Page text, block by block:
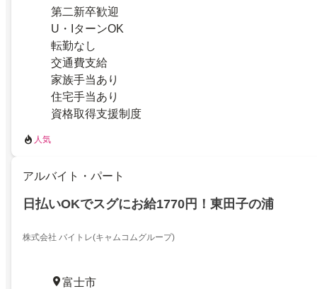
第二新卒歓迎
U・IターンOK
転勤なし
交通費支給
家族手当あり
住宅手当あり
資格取得支援制度
人気
アルバイト・パート
日払いOKでスグにお給1770円！東田子の浦
株式会社 バイトレ(キャムコムグループ)
富士市